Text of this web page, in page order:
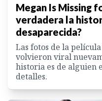
Megan Is Missing
verdadera la
desaparecida?
Las fotos de la
volvieron viral
historia es de alguien
detalles.